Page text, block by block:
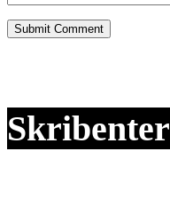
Skribenter